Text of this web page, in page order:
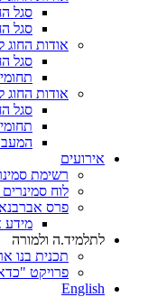
סגל
סגל
אודות
סגל
אודות החוג
סגל
אירועים
רשימת
לוח
פרס
מידע
לתלמיד.ה ולמורה
תכנית בנו
פרויקט
English